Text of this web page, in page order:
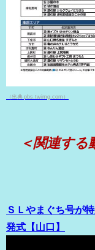
（出典 pbs.twimg.com）
＜関連する
ＳＬやまぐち号が
発式【山口】